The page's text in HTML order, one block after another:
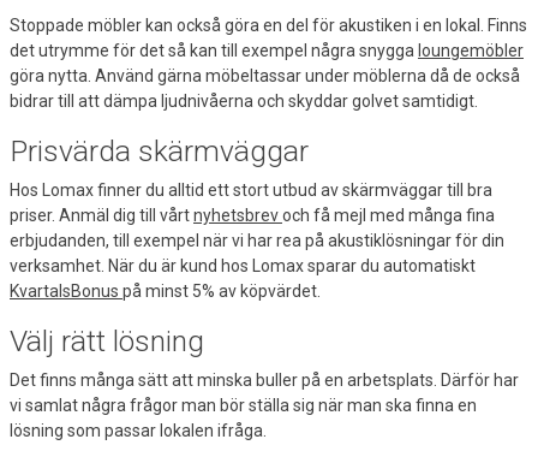
Stoppade möbler kan också göra en del för akustiken i en lokal. Finns
det utrymme för det så kan till exempel några snygga loungemöbler
göra nytta. Använd gärna möbeltassar under möblerna då de också
bidrar till att dämpa ljudnivåerna och skyddar golvet samtidigt.
Prisvärda skärmväggar
Hos Lomax finner du alltid ett stort utbud av skärmväggar till bra
priser. Anmäl dig till vårtnyhetsbrevoch få mejl med många fina
erbjudanden, till exempel när vi har rea på akustiklösningar för din
verksamhet. När du är kund hos Lomax sparar du automatiskt
KvartalsBonus på minst 5% av köpvärdet.
Välj rätt lösning
Det finns många sätt att minska buller på en arbetsplats. Därför har
vi samlat några frågor man bör ställa sig när man ska finna en
lösning som passar lokalen ifråga.